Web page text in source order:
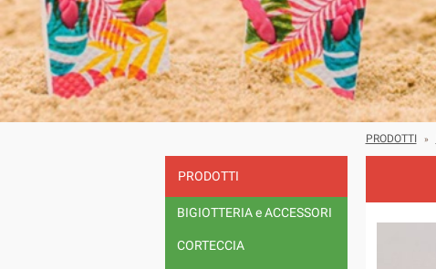
PRODOTTI
BIGIOTTERIA e ACCESSORI
CORTECCIA
PRODOTTI »